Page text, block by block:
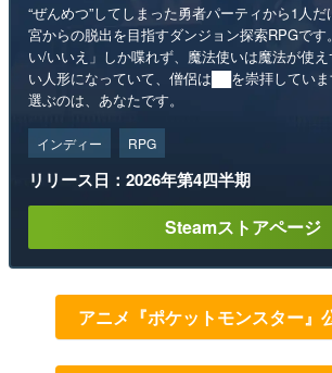
“ぜんめつ”してしまった勇者パーティから1人
宮からの脱出を目指すダンジョン探索RPGで
い/いいえ」しか喋れず、魔法使いは魔法が使
い人形になっていて、僧侶は██を崇拝してい
選ぶのは、あなたです。
インディー RPG
リリース日：2026年第4四半期
Steamストアページ
アニメ『ポケットモンスター』